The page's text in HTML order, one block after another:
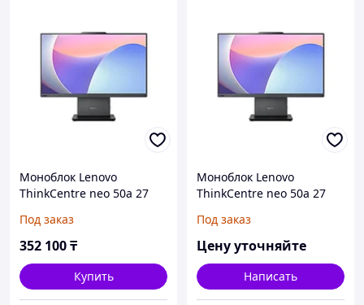
Моноблок Lenovo
ThinkCentre neo 50a 27
Под заказ
352 100₸
Купить
Моноблок Lenovo
ThinkCentre neo 50a 27
Под заказ
Цену уточняйте
Написать